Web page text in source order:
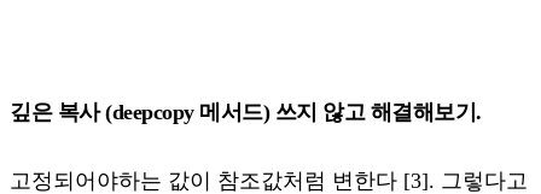
깊은 복사 (deepcopy 메서드) 쓰지 않고 해결해보기.
고정되어야하는 값이 참조값처럼 변한다 [3]. 그렇다고